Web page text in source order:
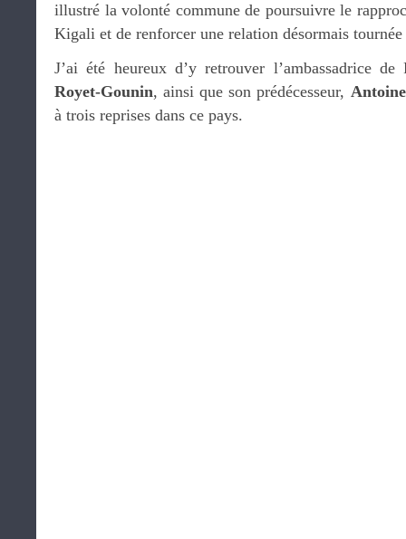
illustré la volonté commune de poursuivre le
Kigali et de renforcer une relation désormais tournée
J’ai été heureux d’y retrouver l’ambassadrice
Royet-Gounin, ainsi que son prédécesseur,
à trois reprises dans ce pays.